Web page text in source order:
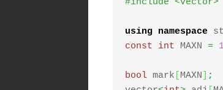
#include <vector>
using namespace
const
int MAXN =
bool mark MAXN
;